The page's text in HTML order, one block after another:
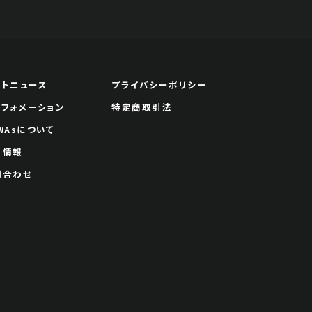
ニュース
ォメーション
について
報
わせ
プライバシーポリシー
特定商取引法